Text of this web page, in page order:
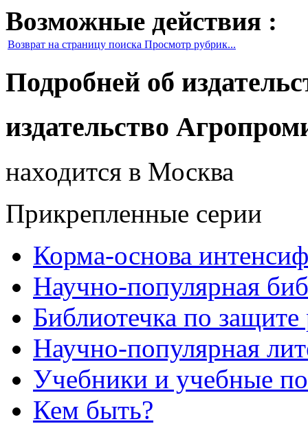
Возможные действия :
Возврат на страницу поиска Просмотр рубрик...
Подробней об
издательство
находится в Москва
Прикрепленные серии
Корма-основа
Научно-популярная
Библиотечка по защите
Научно-популярная
Учебники и учебные
Кем быть?